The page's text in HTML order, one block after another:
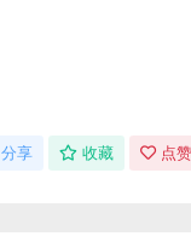
分享 收藏 点